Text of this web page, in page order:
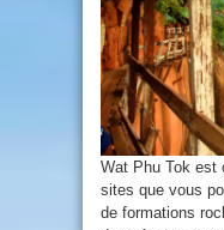
Wat Phu Tok est
sites que vous
de formations